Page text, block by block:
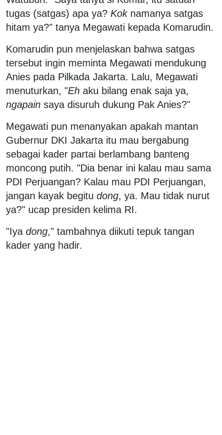
tugas (satgas) apa ya? Koknamanya satgas
hitam ya?" tanya Megawati kepada Komarudin.
Komarudin pun menjelaskan bahwa satgas
tersebut ingin meminta Megawati mendukung
Anies pada Pilkada Jakarta. Lalu, Megawati
menuturkan, "Eh aku bilang enak saja ya,
ngapain saya disuruh dukung Pak Anies?"
Megawati pun menanyakan apakah mantan
Gubernur DKI Jakarta itu mau bergabung
sebagai kader partai berlambang banteng
moncong putih. "Dia benar ini kalau mau sama
PDI Perjuangan? Kalau mau PDI Perjuangan,
jangan kayak begitu dong, ya. Mau tidak nurut
ya?" ucap presiden kelima RI.
"Iya dong," tambahnya diikuti tepuk tangan
kader yang hadir.